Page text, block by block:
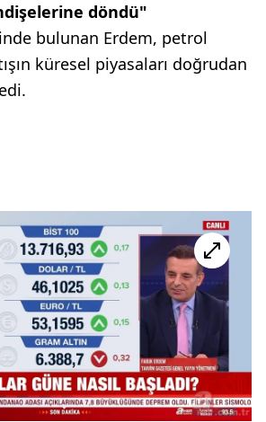
döndü"
bulunan Erdem, petrol
küresel piyasaları doğrudan